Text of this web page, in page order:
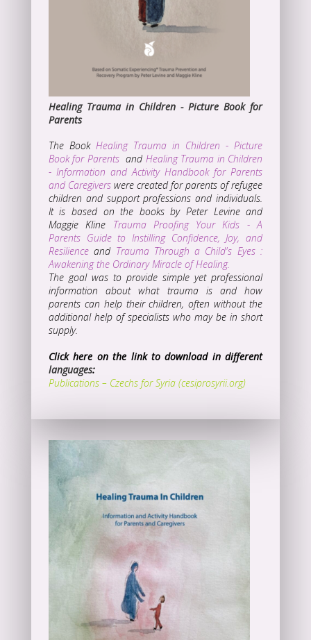
Healing Trauma in Children - Picture Book for
Parents
The Book Healing Trauma in Children - Picture
Book for Parentsand Healing Trauma in Children
- Information and Activity Handbook for Parents
and Caregiverswere created for parents of refugee
children and support professions and individuals.
It is based on the books by Peter Levine and
Maggie Kline Trauma Proofing Your Kids - A
Parents Guide to Instilling Confidence, Joy, and
ResilienceandTrauma Through a Child's Eyes :
Awakening the Ordinary Miracle of Healing.
The goal was to provide simple yet professional
information about what trauma is and how
parents can help their children, often without the
additional help of specialists who may be in short
supply.
Click here on the link to download in different
languages:
Publications – Czechs for Syria (cesiprosyrii.org)